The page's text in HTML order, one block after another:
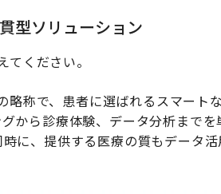
型ソリューション
ください。
略称で、患者に選ばれるスマート
から診療体験、データ分析までを
に、提供する医療の質もデータ